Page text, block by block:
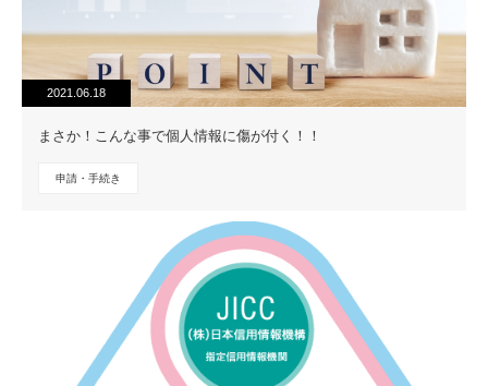
2021.06.18
まさか！こんな事で個人情報に傷が付く！！
申請・手続き